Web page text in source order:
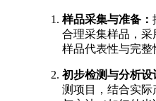
样品采集与准备：
合理采集样品，
样品代表性与完整
初步检测与分析设
测项目，结合实